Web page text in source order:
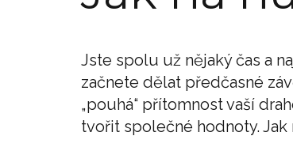
Jste spolu už nějaký čas a
začnete dělat předčasné
„pouhá“ přítomnost vaší
tvořit společné hodnoty. Jak